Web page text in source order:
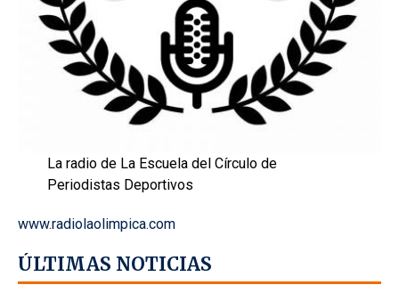
La radio de La Escuela del Círculo de
Periodistas Deportivos
www.radiolaolimpica.com
ÚLTIMAS NOTICIAS